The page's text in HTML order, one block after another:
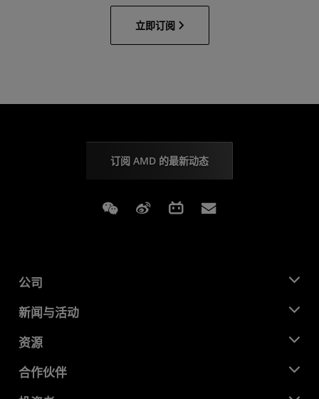
立即订阅
订阅 AMD 的最新动态
Weixin Weibo Bilibili
公司
关于 AMD
企业责任
就业机会
联系我们
新闻与活动
新闻中心
媒体库
资源
开发中心
合作伙伴